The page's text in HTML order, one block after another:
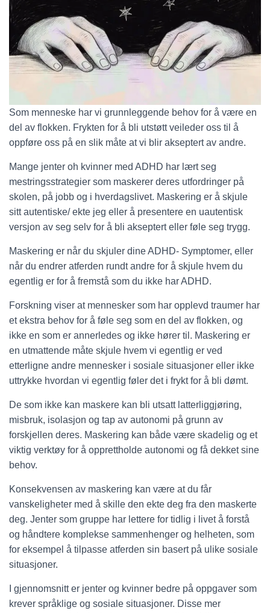
Som menneske har vi grunnleggende behov for å være en
del av flokken. Frykten for å bli utstøtt veileder oss til å
oppføre oss på en slik måte at vi blir akseptert av andre.
Mange jenter oh kvinner med ADHD har lært seg
mestringsstrategier som maskerer deres utfordringer på
skolen, på jobb og i hverdagslivet. Maskering er å skjule
sitt autentiske/ ekte jeg eller å presentere en uautentisk
versjon av seg selv for å bli akseptert eller føle seg trygg.
Maskering er når du skjuler dine ADHD- Symptomer, eller
når du endrer atferden rundt andre for å skjule hvem du
egentlig er for å fremstå som du ikke har ADHD.
Forskning viser at mennesker som har opplevd traumer har
et ekstra behov for å føle seg som en del av flokken, og
ikke en som er annerledes og ikke hører til. Maskering er
en utmattende måte skjule hvem vi egentlig er ved
etterligne andre mennesker i sosiale situasjoner eller ikke
uttrykke hvordan vi egentlig føler det i frykt for å bli dømt.
De som ikke kan maskere kan bli utsatt latterliggjøring,
misbruk, isolasjon og tap av autonomi på grunn av
forskjellen deres. Maskering kan både være skadelig og et
viktig verktøy for å opprettholde autonomi og få dekket sine
behov.
Konsekvensen av maskering kan være at du får
vanskeligheter med å skille den ekte deg fra den maskerte
deg. Jenter som gruppe har lettere for tidlig i livet å forstå
og håndtere komplekse sammenhenger og helheten, som
for eksempel å tilpasse atferden sin basert på ulike sosiale
situasjoner.
I gjennomsnitt er jenter og kvinner bedre på oppgaver som
krever språklige og sosiale situasjoner. Disse mer